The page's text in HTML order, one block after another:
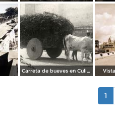
Carreta de bueyes en Culiacán
1